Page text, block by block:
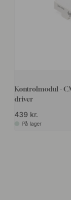
Kontrolmodul -
driver
439 kr.
På lager